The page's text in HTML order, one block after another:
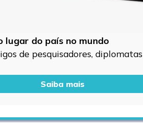
lugar do país no mundo
de pesquisadores,
Saiba mais